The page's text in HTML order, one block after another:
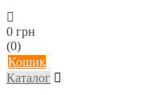
0 грн
(0)
Кошик
Каталог